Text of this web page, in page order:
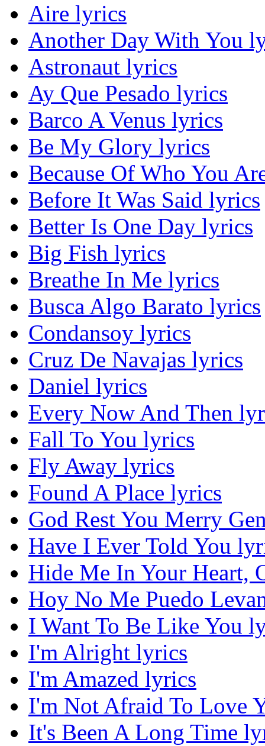
Aire lyrics
Another Day With You
Astronaut lyrics
Ay Que Pesado lyrics
Barco A Venus lyrics
Be My Glory lyrics
Because Of Who You
Before It Was Said lyrics
Better Is One Day lyrics
Big Fish lyrics
Breathe In Me lyrics
Busca Algo Barato lyrics
Condansoy lyrics
Cruz De Navajas lyrics
Daniel lyrics
Every Now And Then
Fall To You lyrics
Fly Away lyrics
Found A Place lyrics
God Rest You Merry
Have I Ever Told You
Hide Me In Your Heart,
Hoy No Me Puedo
I Want To Be Like You
I'm Alright lyrics
I'm Amazed lyrics
I'm Not Afraid To Love
It's Been A Long Time